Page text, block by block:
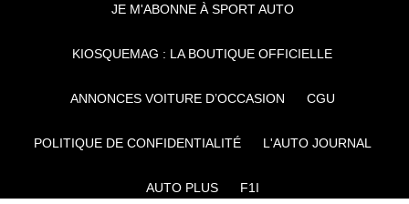
JE M'ABONNE À SPORT AUTO
KIOSQUEMAG : LA BOUTIQUE OFFICIELLE
ANNONCES VOITURE D’OCCASION CGU
POLITIQUE DE CONFIDENTIALITÉ L'AUTO JOURNAL
AUTO PLUS F1I